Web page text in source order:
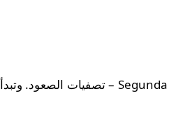
يلتقى اليوم 2026-05-09 نادى كوريا مع نادى ديبورتيفو مينيرا. تقام المباراة في إطار بطولة إسبانيا, Segunda RFEF – تصفيات الصعود. وتبدأ